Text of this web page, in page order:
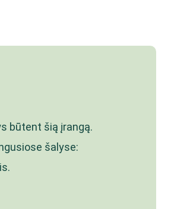
būtent šią įrangą.
šalyse: